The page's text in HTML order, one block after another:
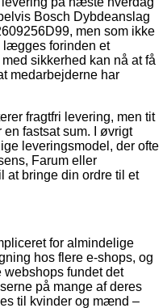
Bosch Dybdeanslag
men som ikke
lægges forinden et
sikkerhed kan nå at få
medarbejderne har
fragtfri levering, men tit
fastsat sum. I øvrigt
leveringsmodel, der ofte
Farum eller
at bringe din ordre til et
for almindelige
hos flere e-shops, og
fundet det
på mange af deres
til kvinder og mænd –